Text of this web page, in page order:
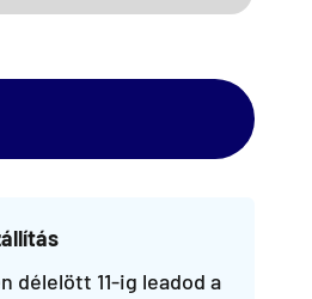
délelött 11-ig leadod a